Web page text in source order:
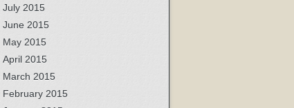
July 2015
June 2015
May 2015
April 2015
March 2015
February 2015